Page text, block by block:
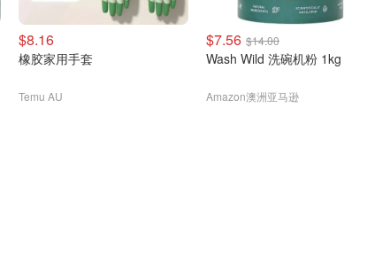
$8.16
橡胶家用手套
Temu AU
$7.56 $14.00
Wash Wild 洗碗机粉 1kg
Amazon澳洲亚马逊